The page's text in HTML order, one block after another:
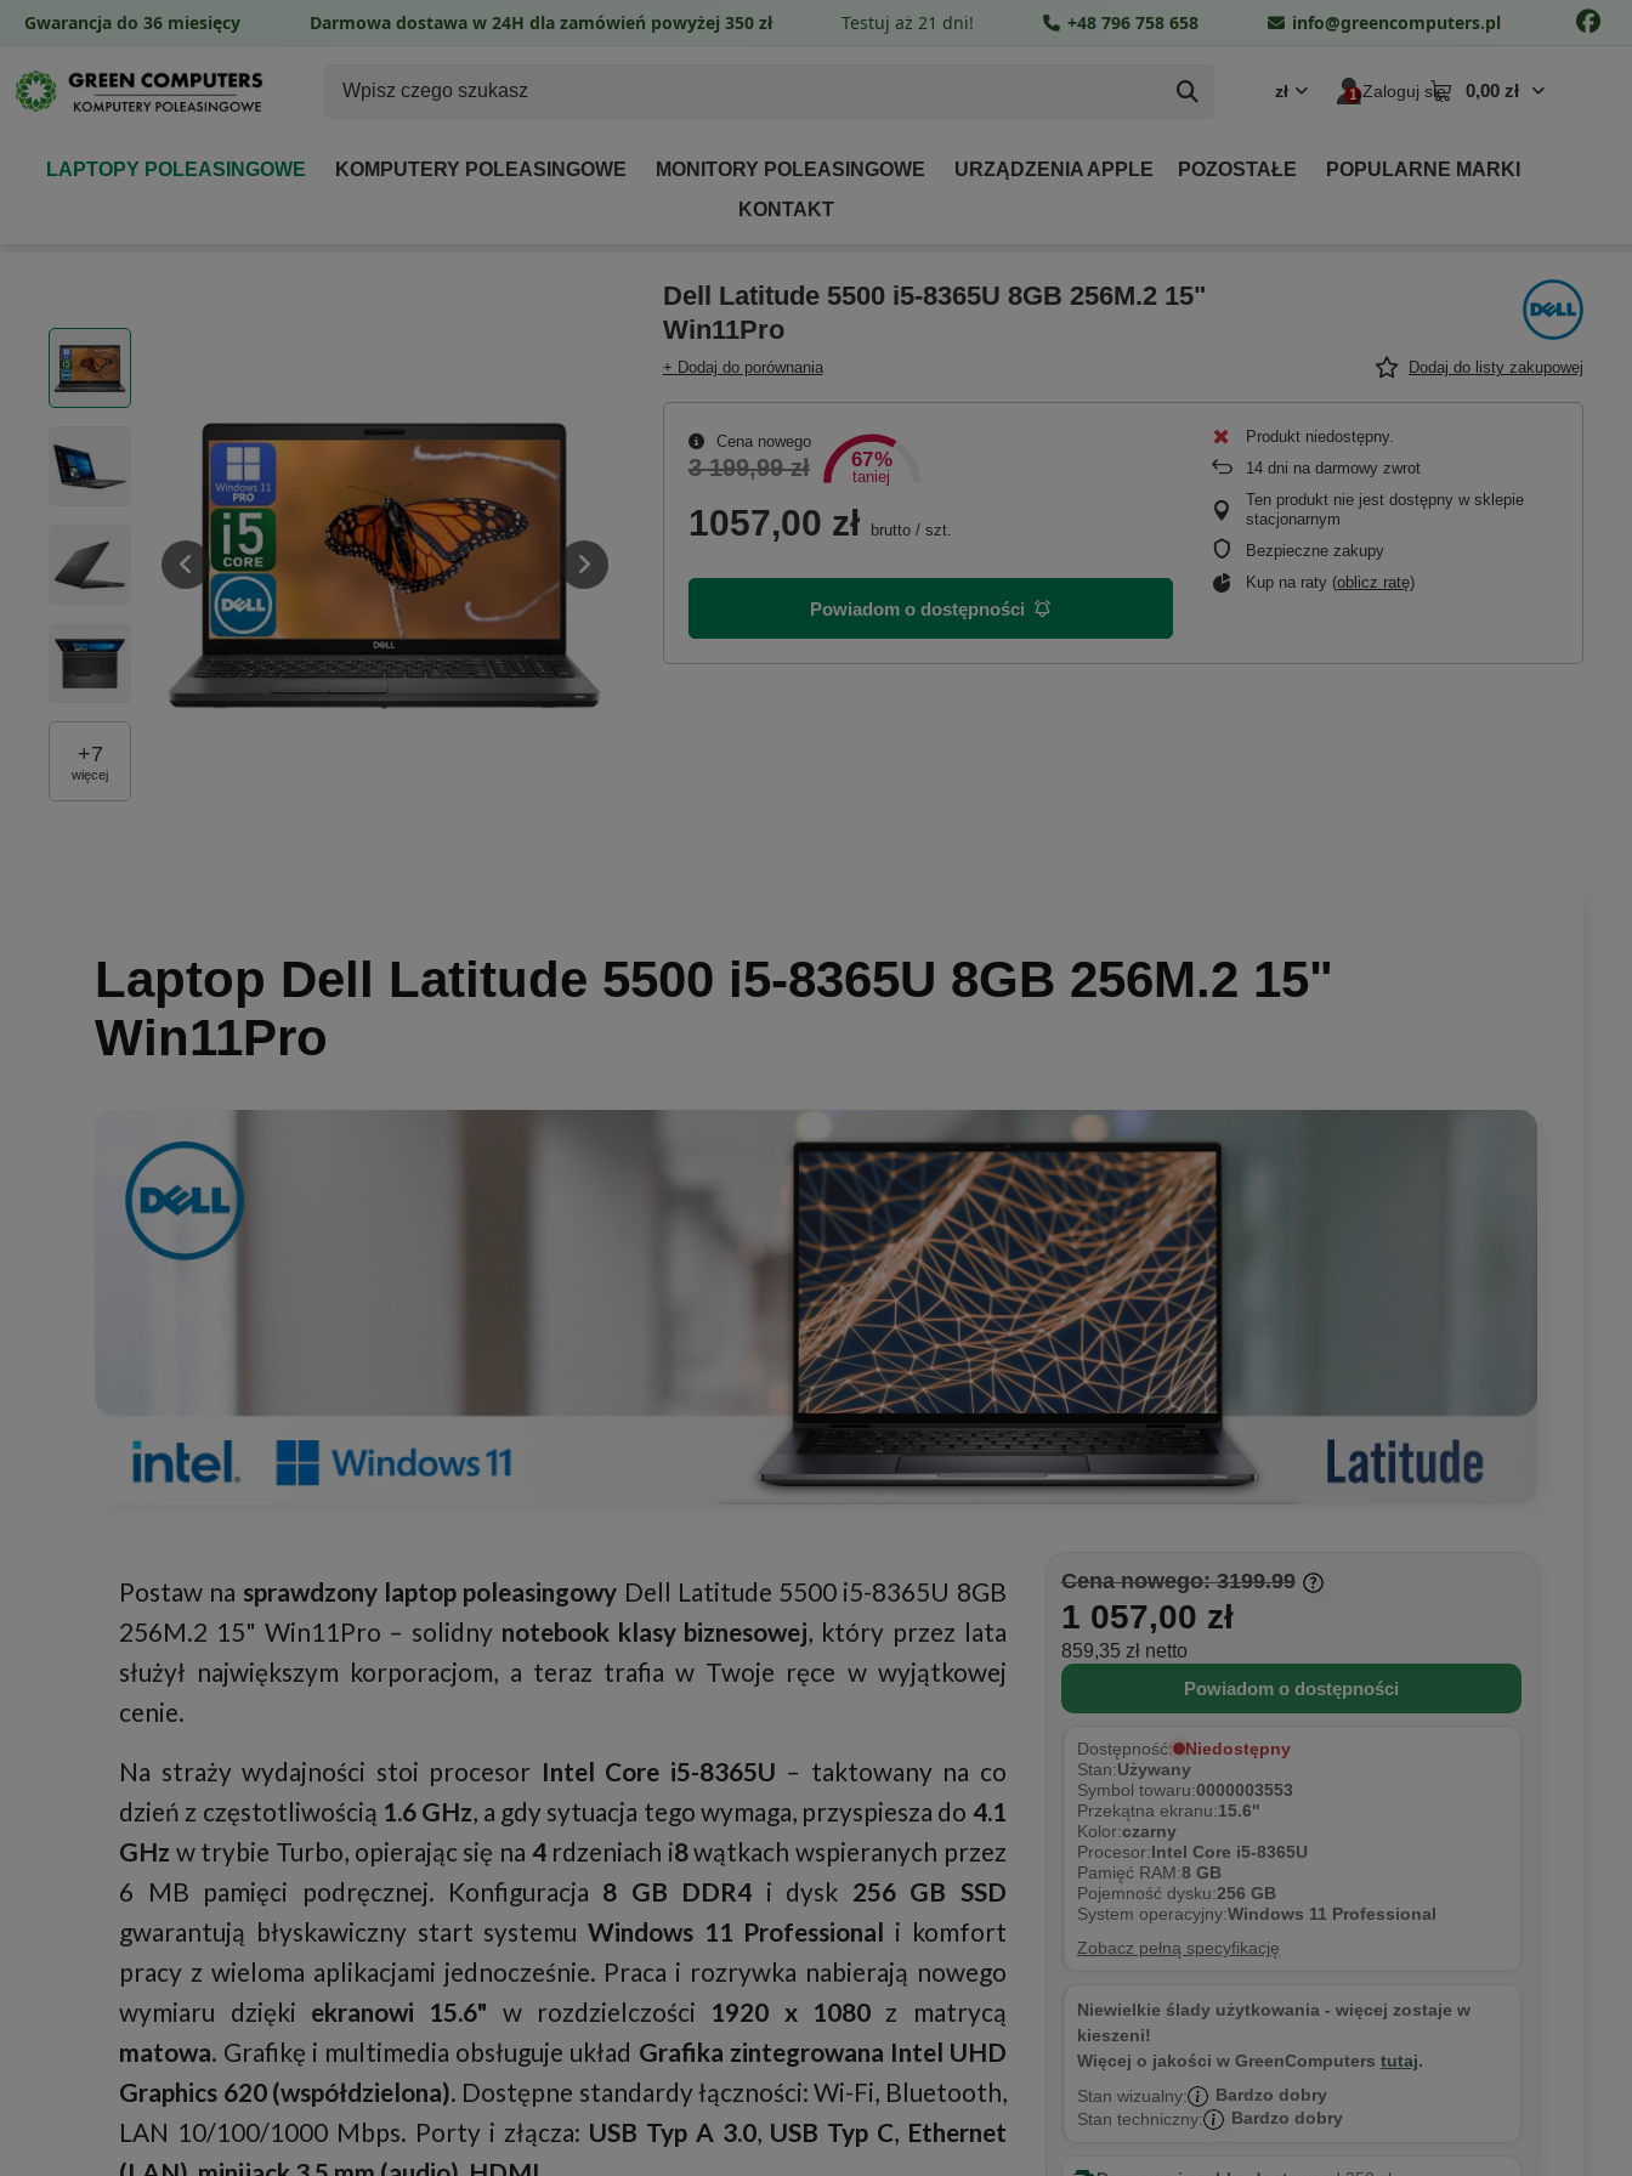
zł Zaloguj się 0,00 zł
LAPTOPY POLEASINGOWE KOMPUTERY POLEASINGOWE MONITORY POLEASINGOWE URZĄDZENIA APPLE POZOSTAŁE
POPULARNE MARKI
KONTAKT
+7
więcej
Dell Latitude 5500 i5-8365U 8GB 256M.2 15"
Win11Pro
+ Dodaj do porównania Dodaj do listy zakupowej
Cena nowego
3 199,99 zł 67%
taniej
1057,00 zł brutto/ szt.
Powiadom o dostępności
Produkt niedostępny
14 dni na darmowy zwrot
Ten produkt nie jest dostępny w sklepie
stacjonarnym
Bezpieczne zakupy
Kup na raty (oblicz ratę)
Laptop Dell Latitude 5500 i5-8365U 8GB 256M.2 15"
Win11Pro
Postaw na sprawdzony laptop poleasingowy Dell Latitude 5500 i5-8365U 8GB
256M.2 15" Win11Pro – solidny notebook klasy biznesowej, który przez lata
służył największym korporacjom, a teraz trafia w Twoje ręce w wyjątkowej
cenie.
Na straży wydajności stoi procesor Intel Core i5-8365U – taktowany na co
dzień z częstotliwością 1.6 GHz, a gdy sytuacja tego wymaga, przyspiesza do 4.1
GHz w trybie Turbo, opierając się na 4rdzeniach i8wątkach wspieranych przez
6 MB pamięci podręcznej. Konfiguracja 8 GB DDR4 i dysk 256 GB SSD
gwarantują błyskawiczny start systemu Windows 11 Professional i komfort
pracy z wieloma aplikacjami jednocześnie. Praca i rozrywka nabierają nowego
wymiaru dzięki ekranowi 15.6" w rozdzielczości 1920 x 1080 z matrycą
matowa. Grafikę i multimedia obsługuje układ Grafika zintegrowana Intel UHD
Graphics 620 (współdzielona). Dostępne standardy łączności: Wi-Fi, Bluetooth,
LAN 10/100/1000 Mbps. Porty i złącza: USB Typ A 3.0, USB Typ C, Ethernet
Cena nowego: 3199.99
1 057,00 zł
859,35 zł netto
Powiadom o dostępności
Dostępność:
Niedostępny
Stan:Używany
Symbol towaru:0000003553
Przekątna ekranu:15.6"
Kolor:czarny
Procesor: Intel Core i5-8365U
Pamięć RAM:8 GB
Pojemność dysku:256 GB
System operacyjny:Windows 11 Professional
Zobacz pełną specyfikację
Niewielkie ślady użytkowania - więcej zostaje w
kieszeni!
Więcej o jakości w GreenComputers tutaj.
Stan wizualny:
Bardzo dobry
Stan techniczny:
Bardzo dobry
Gwarancja do 36 miesięcy Darmowa dostawa w 24H dla zamówień powyżej 350 zł Testuj aż 21 dni! +48 796 758 658 info@greencomputers.pl